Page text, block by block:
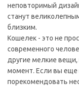
неповторимый
станут
близким.
Кошелек - это не
современного
другие мелкие
момент. Если вы еще
порекомендовать